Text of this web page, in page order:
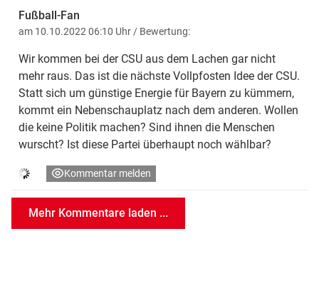
Fußball-Fan
am 10.10.2022 06:10 Uhr / Bewertung:
Wir kommen bei der CSU aus dem Lachen gar nicht
mehr raus. Das ist die nächste Vollpfosten Idee der CSU.
Statt sich um günstige Energie für Bayern zu kümmern,
kommt ein Nebenschauplatz nach dem anderen. Wollen
die keine Politik machen? Sind ihnen die Menschen
wurscht? Ist diese Partei überhaupt noch wählbar?
Kommentar melden
Mehr Kommentare laden ...